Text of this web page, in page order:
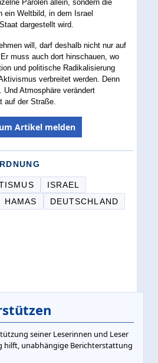
Parolen allein, sondern die
ein Weltbild, in dem Israel
dargestellt wird.
will, darf deshalb nicht nur auf
muss auch dort hinschauen, wo
und politische Radikalisierung
verbreitet werden. Denn
Atmosphäre verändert
auf der Straße.
Artikel melden
ISRAEL
HAMAS DEUTSCHLAND
seiner Leserinnen und Leser
hilft, unabhängige Berichterstattung